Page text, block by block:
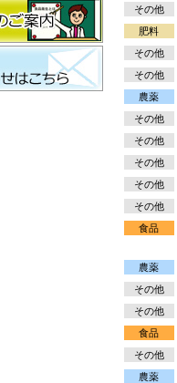
その他
肥料
その他
その他
農薬
その他
その他
その他
その他
その他
食品
農薬
その他
その他
食品
その他
農薬